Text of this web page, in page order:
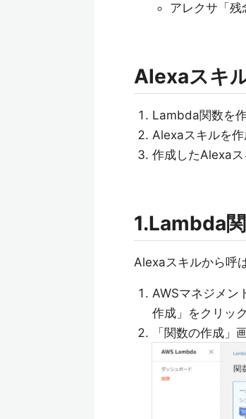
アレクサ「残
Alexaスキ
Lambda関数を
Alexaスキルを作
作成したAlexa
1.Lambda
Alexaスキルから呼
AWSマネジメン
作成」をクリッ
「関数の作成」